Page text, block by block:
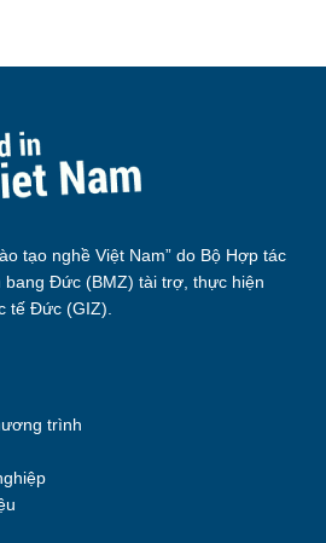
tạo nghề Việt Nam” do Bộ Hợp tác
bang Đức (BMZ) tài trợ, thực hiện
tế Đức (GIZ).
trình